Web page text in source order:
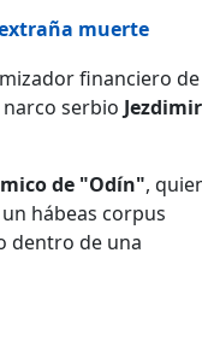
muerte
financiero de
serbio Jezdimir
de "Odín",
hábeas corpus
dentro de una